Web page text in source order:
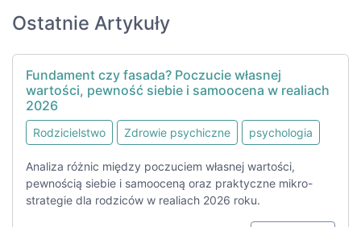
Ostatnie Artykuły
Fundament czy fasada? Poczucie własnej
wartości, pewność siebie i samoocena w realiach
2026
Rodzicielstwo Zdrowie psychiczne psychologia
Analiza różnic między poczuciem własnej wartości,
pewnością siebie i samooceną oraz praktyczne mikro-
strategie dla rodziców w realiach 2026 roku.